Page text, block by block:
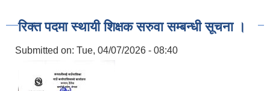
रिक्त पदमा स्थायी शिक्षक सरुवा सम्बन्धी सूचना ।
Submitted on: Tue, 04/07/2026 - 08:40